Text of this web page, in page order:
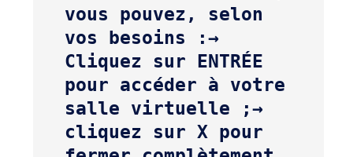
vous pouvez, selon
vos besoins :→
Cliquez sur ENTRÉE
pour accéder à votre
salle virtuelle ;→
cliquez sur X pour